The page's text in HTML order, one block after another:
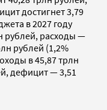
достигнет 3,79
в 2027 году
рублей, расходы —
рублей (1,2%
в 45,87 трлн
дефицит — 3,51